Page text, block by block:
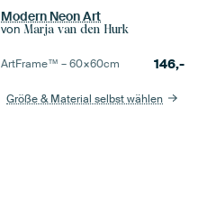
Modern Neon Art
von Marja van den Hurk
ArtFrame™ –60×60cm 146,-
Größe & Material selbst wählen